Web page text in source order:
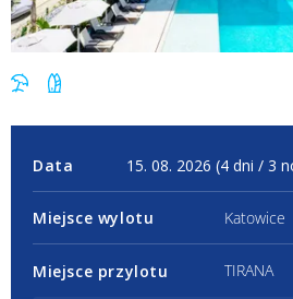
Data
Miejsce wylotu Katowice
Miejsce przylotu TIRANA